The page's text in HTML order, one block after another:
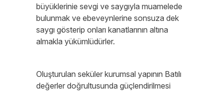
büyüklerinie sevgi ve saygıyla muamelede
bulunmak ve ebeveynlerine sonsuza dek
saygı gösterip onları kanatlarının altına
almakla yükümlüdürler.
Oluşturulan seküler kurumsal yapının Batılı
değerler doğrultusunda güçlendirilmesi